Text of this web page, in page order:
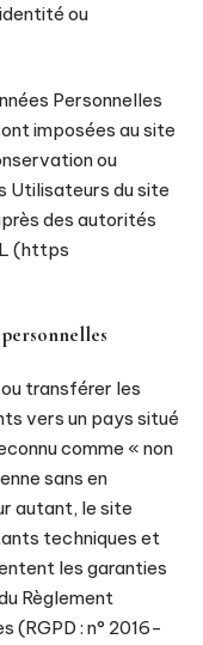
ou
Personnelles
imposées au site
ou
Utilisateurs du site
des autorités
(https
transférer les
vers un pays situé
comme « non
sans en
autant, le site
techniques et
les garanties
Règlement
(RGPD : n° 2016-